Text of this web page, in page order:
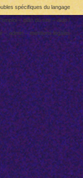
spécifiques du langage
– plan du site – aide /
– admin – mentions légales